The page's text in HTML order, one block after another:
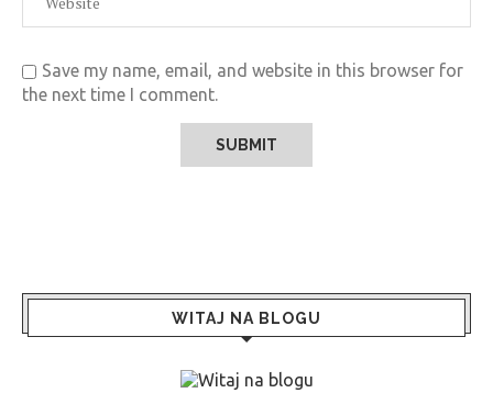
Save my name, email, and website in this browser for
the next time I comment.
WITAJ NA BLOGU